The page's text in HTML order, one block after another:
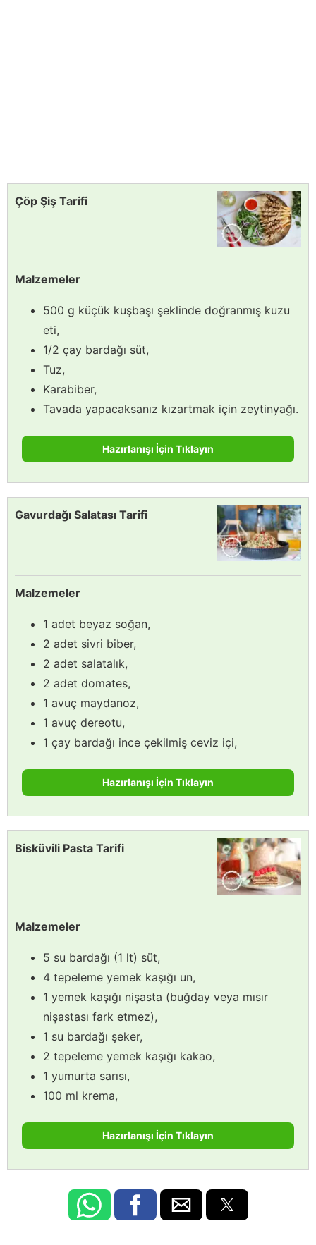
Çöp Şiş Tarifi
Malzemeler
500 g küçük kuşbaşı şeklinde doğranmış kuzu
eti,
1/2 çay bardağı süt,
Tuz,
Karabiber,
Tavada yapacaksanız kızartmak için zeytinyağı.
Hazırlanışı İçin Tıklayın
Gavurdağı Salatası Tarifi
Malzemeler
1 adet beyaz soğan,
2 adet sivri biber,
2 adet salatalık,
2 adet domates,
1 avuç maydanoz,
1 avuç dereotu,
1 çay bardağı ince çekilmiş ceviz içi,
Hazırlanışı İçin Tıklayın
Bisküvili Pasta Tarifi
Malzemeler
5 su bardağı (1 lt) süt,
4 tepeleme yemek kaşığı un,
1 yemek kaşığı nişasta (buğday veya mısır
nişastası fark etmez),
1 su bardağı şeker,
2 tepeleme yemek kaşığı kakao,
1 yumurta sarısı,
100 ml krema,
Hazırlanışı İçin Tıklayın